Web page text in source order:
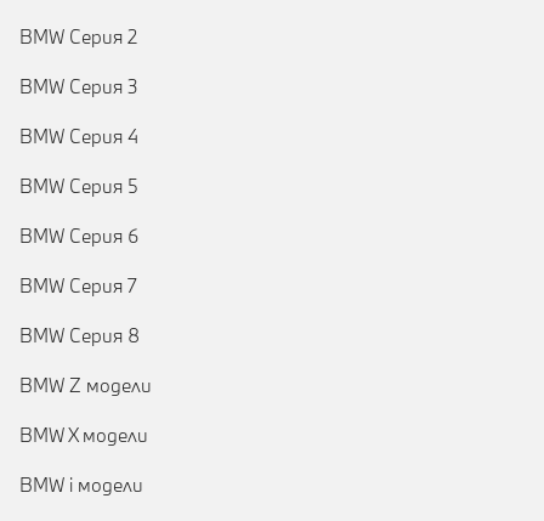
BMW Серия 2
BMW Серия 3
BMW Серия 4
BMW Серия 5
BMW Серия 6
BMW Серия 7
BMW Серия 8
BMW Z модели
BMW X модели
BMW i модели